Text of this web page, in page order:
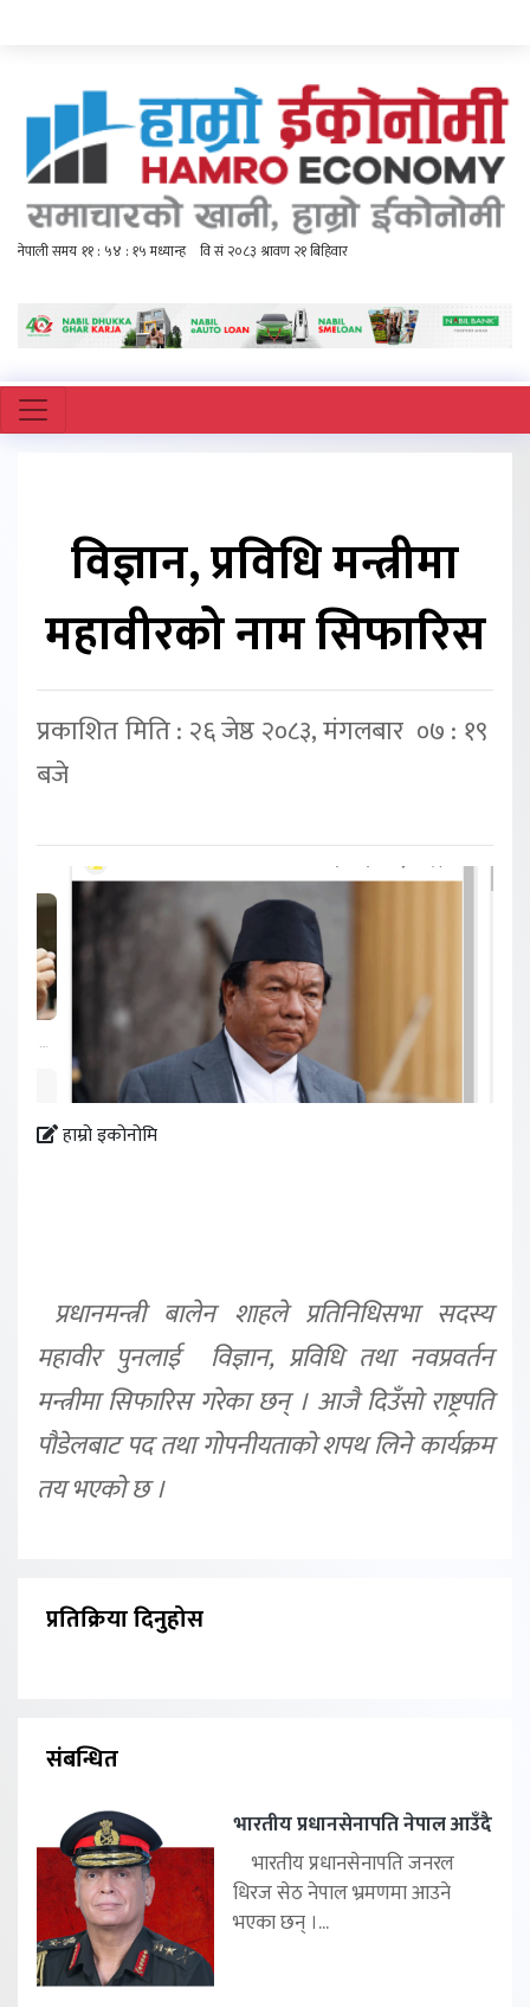
विज्ञान, प्रविधि मन्त्रीमा
महावीरको नाम सिफारिस
प्रकाशित मिति : २६ जेष्ठ २०८३, मंगलबार ०७ : १९
बजे
हाम्रो इकोनोमि
प्रधानमन्त्री बालेन शाहले प्रतिनिधिसभा सदस्य
महावीर पुनलाई विज्ञान, प्रविधि तथा नवप्रवर्तन
मन्त्रीमा सिफारिस गरेका छन् । आजै दिउँसो राष्ट्रपति
पौडेलबाट पद तथा गोपनीयताको शपथ लिने कार्यक्रम
तय भएको छ ।
प्रतिक्रिया दिनुहोस
संबन्धित
भारतीय प्रधानसेनापति नेपाल आउँदै
भारतीय प्रधानसेनापति जनरल
धिरज सेठ नेपाल भ्रमणमा आउने
भएका छन् ।...